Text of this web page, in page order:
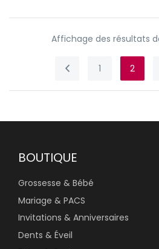
Affichage des résultats
1 2
BOUTIQUE
Grossesse & Bébé
Mariage & PACS
Invitations & Anniversaires
Dents & Éveil